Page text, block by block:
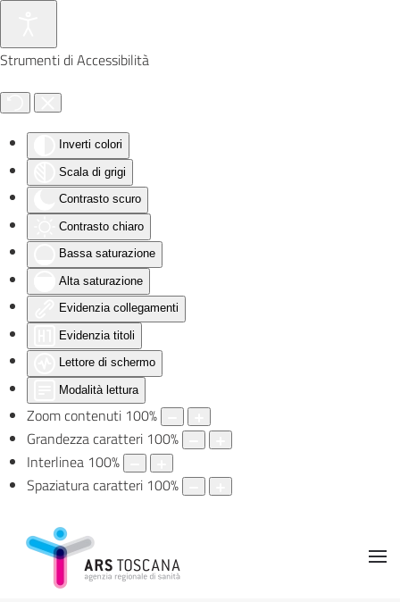
Strumenti di Accessibilità
Inverti colori
Scala di grigi
Contrasto scuro
Contrasto chiaro
Bassa saturazione
Alta saturazione
Evidenzia collegamenti
Evidenzia titoli
Lettore di schermo
Modalità lettura
Zoom contenuti 100%
Grandezza caratteri 100%
Interlinea 100%
Spaziatura caratteri 100%
Skip to main content